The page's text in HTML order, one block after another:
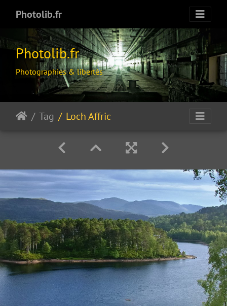
Photolib.fr
Photolib.fr
Photographies & libertés
Tag Loch Affric